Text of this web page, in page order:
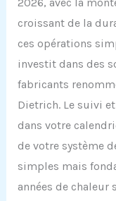
croissant de la
ces opérations
investit dans des
fabricants
Dietrich. Le suivi
dans votre
de votre système
simples mais
années de chaleur